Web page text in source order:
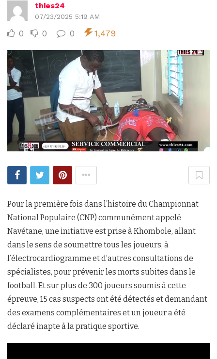
thies24
07/23/2025 5:19 AM
0 0 0 1,479
Pour la première fois dans l’histoire du Championnat
National Populaire (CNP) communément appelé
Navétane, une initiative est prise à Khombole, allant
dans le sens de soumettre tous les joueurs, à
l’électrocardiogramme et d’autres consultations de
spécialistes, pour prévenir les morts subites dans le
football. Et sur plus de 300 joueurs soumis à cette
épreuve, 15 cas suspects ont été détectés et demandant
des examens complémentaires et un joueur a été
déclaré inapte à la pratique sportive.